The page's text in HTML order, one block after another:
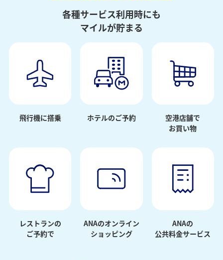
各種サービス利用時にも
マイルが貯まる
飛行機に搭乗 ホテルのご予約
空港店舗で
お買い物
レストランの
ご予約で
ANAのオンライン
ショッピング
ANAの
公共料金サービス